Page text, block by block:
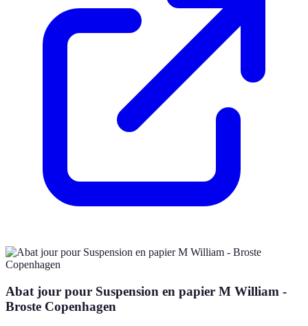
Abat jour pour Suspension en papier M William -
Broste Copenhagen